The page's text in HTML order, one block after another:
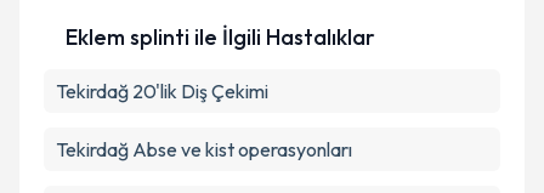
Eklem splinti ile İlgili Hastalıklar
Tekirdağ 20'lik Diş Çekimi
Tekirdağ Abse ve kist operasyonları